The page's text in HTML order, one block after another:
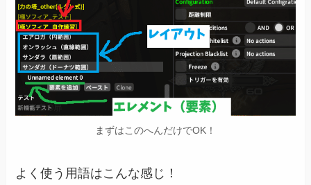
まずはこのへんだけでOK！
よく使う用語はこんな感じ！